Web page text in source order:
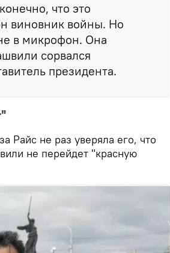
что это
виновник войны. Но
в микрофон. Она
сорвался
президента.
Райс не раз уверяла его, что
не перейдет "красную